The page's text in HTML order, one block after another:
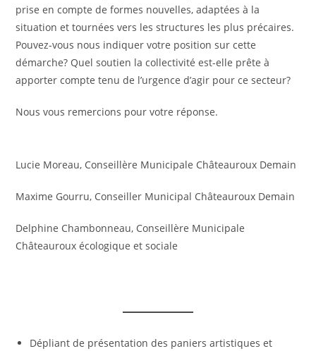
prise en compte de formes nouvelles, adaptées à la
situation et tournées vers les structures les plus précaires.
Pouvez-vous nous indiquer votre position sur cette
démarche? Quel soutien la collectivité est-elle prête à
apporter compte tenu de l’urgence d’agir pour ce secteur?
Nous vous remercions pour votre réponse.
Lucie Moreau, Conseillère Municipale Châteauroux Demain
Maxime Gourru, Conseiller Municipal Châteauroux Demain
Delphine Chambonneau, Conseillère Municipale
Châteauroux écologique et sociale
Dépliant de présentation des paniers artistiques et